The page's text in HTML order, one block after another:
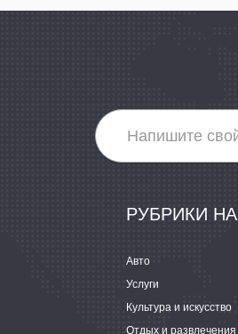
РУБРИКИ
Авто
Услуги
Культура и искусство
Отдых и развлечения